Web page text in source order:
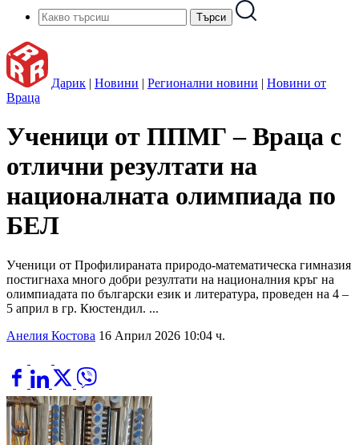
Дарик | Новини | Регионални новини | Новини от
Враца
Ученици от ППМГ – Враца с
отлични резултати на
националната олимпиада по
БЕЛ
Ученици от Профилираната природо-математическа гимназия
постигнаха много добри резултати на националния кръг на
олимпиадата по български език и литература, проведен на 4 –
5 април в гр. Кюстендил. ...
Анелия Костова 16 Април 2026 10:04 ч.